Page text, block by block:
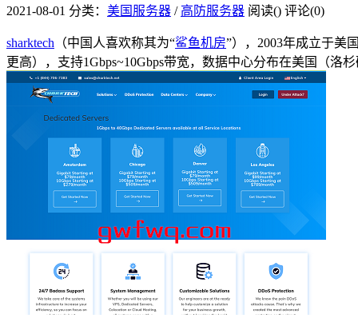
2021-08-01 分类： 美国服务器 / 高防服务器 阅读() 评论(0)
sharktech （中国人喜欢称其为“鲨鱼机房”），2003年成立于美
更高），支持1Gbps~10Gbps带宽，数据中心分布在美国（